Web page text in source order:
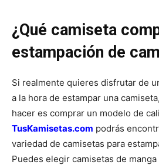
¿Qué camiseta
estampación de
Si realmente quieres disfrutar de
a la hora de estampar una
hacer es comprar un modelo de
TusKamisetas.com podrás
variedad de camisetas para
Puedes elegir camisetas de